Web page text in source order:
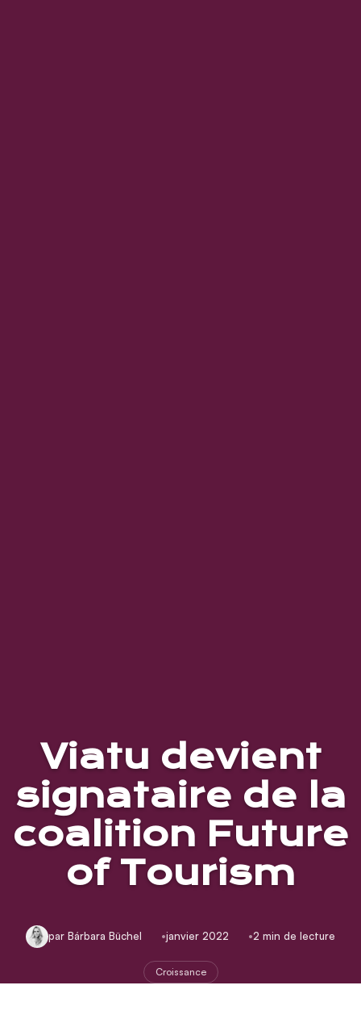
Viatu devient
signataire de la
coalition Future
of Tourism
par Bárbara Büchel janvier 2022 2 min de lecture
Croissance